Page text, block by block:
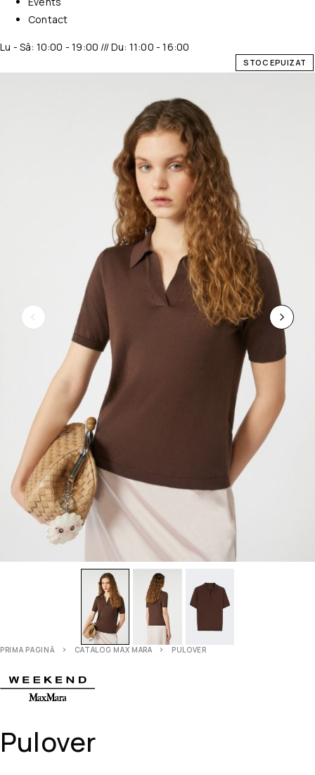
Contact
Lu - Sâ: 10:00 - 19:00 /// Du: 11:00 - 16:00
STOC EPUIZAT
PRIMA PAGINĂ CATALOG MAX MARA PULOVER
Pulover